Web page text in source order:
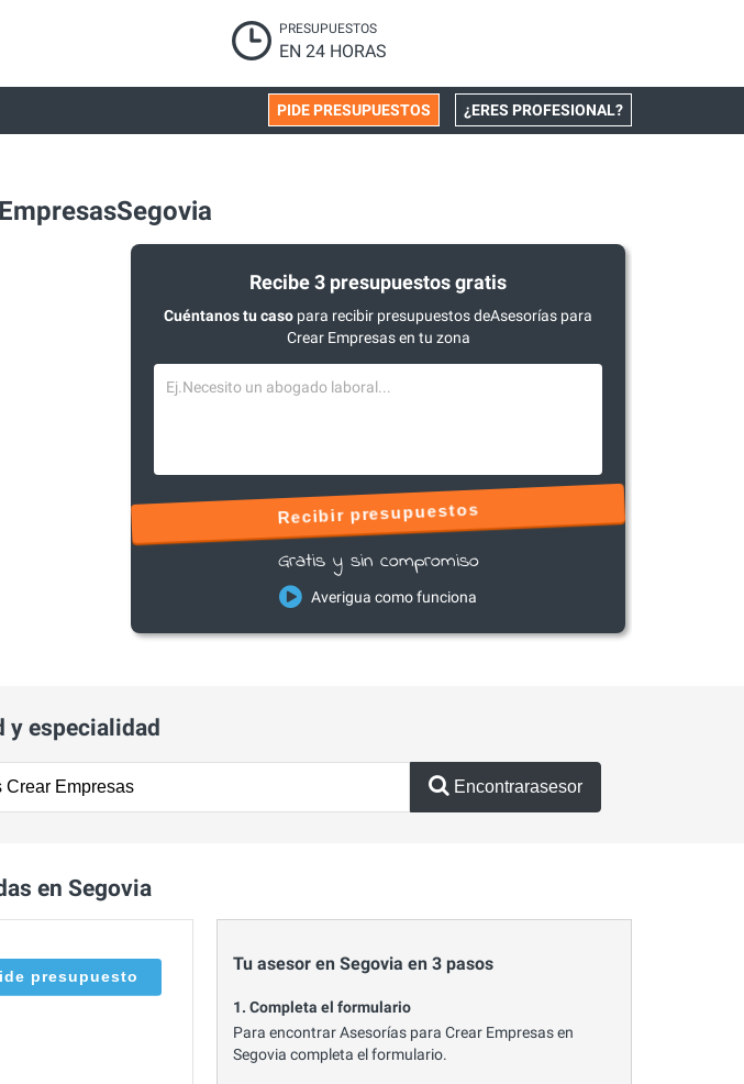
PRESUPUESTOS
EN 24 HORAS
¿ERES PROFESIONAL?
PIDE PRESUPUESTOS
Recibe 3 presupuestos gratis
Cuéntanos tu caso para recibir presupuestos deAsesorías para
Crear Empresas en tu zona
Recibir presupuestos
Gratis y sin compromiso
Averigua como funciona
y especialidad
Encontrarasesor
en Segovia
presupuesto
Tu asesor en Segovia en 3 pasos
1. Completa el formulario
Para encontrar Asesorías para Crear Empresas en
Segovia completa el formulario.